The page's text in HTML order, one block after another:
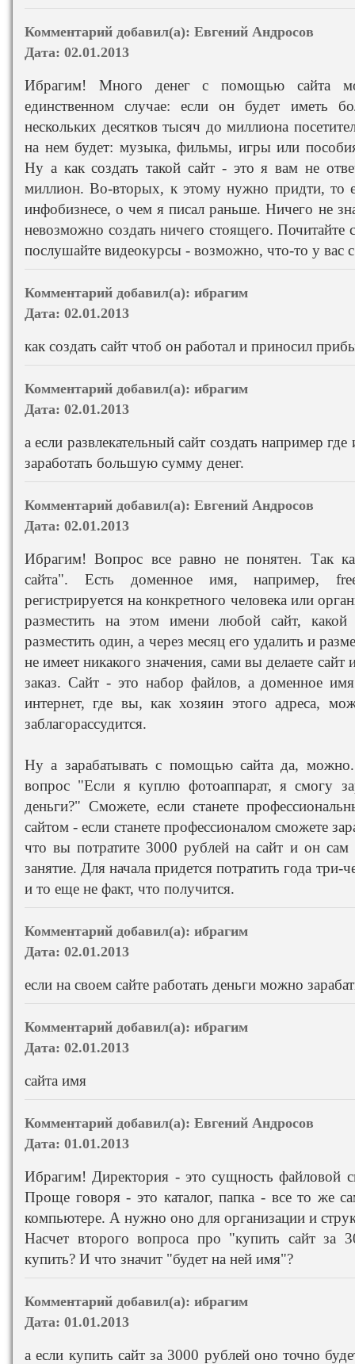
Комментарий добавил(а): Евгений Андросов
Дата: 02.01.2013
Ибрагим! Много денег с помощью сайта
единственном случае: если он будет иметь
нескольких десятков тысяч до миллиона
на нем будет: музыка, фильмы, игры или
Ну а как создать такой сайт - это я вам не
миллион. Во-вторых, к этому нужно придти, то
инфобизнесе, о чем я писал раньше. Ничего не
невозможно создать ничего стоящего. Почитайте
послушайте видеокурсы - возможно, что-то у вас
Комментарий добавил(а): ибрагим
Дата: 02.01.2013
как создать сайт чтоб он работал и приносил
Комментарий добавил(а): ибрагим
Дата: 02.01.2013
а если развлекательный сайт создать например
заработать большую сумму денег.
Комментарий добавил(а): Евгений Андросов
Дата: 02.01.2013
Ибрагим! Вопрос все равно не понятен. Так
сайта". Есть доменное имя, например,
регистрируется на конкретного человека или
разместить на этом имени любой сайт,
разместить один, а через месяц его удалить и
не имеет никакого значения, сами вы делаете сайт
заказ. Сайт - это набор файлов, а доменное
интернет, где вы, как хозяин этого адреса,
заблагорассудится.
Ну а зарабатывать с помощью сайта да,
вопрос "Если я куплю фотоаппарат, я смогу
деньги?" Сможете, если станете
сайтом - если станете профессионалом сможете
что вы потратите 3000 рублей на сайт и он сам
занятие. Для начала придется потратить года
и то еще не факт, что получится.
Комментарий добавил(а): ибрагим
Дата: 02.01.2013
если на своем сайте работать деньги можно
Комментарий добавил(а): ибрагим
Дата: 02.01.2013
сайта имя
Комментарий добавил(а): Евгений Андросов
Дата: 01.01.2013
Ибрагим! Директория - это сущность файловой
Проще говоря - это каталог, папка - все то же
компьютере. А нужно оно для организации и
Насчет второго вопроса про "купить сайт за
купить? И что значит "будет на ней имя"?
Комментарий добавил(а): ибрагим
Дата: 01.01.2013
а если купить сайт за 3000 рублей оно точно